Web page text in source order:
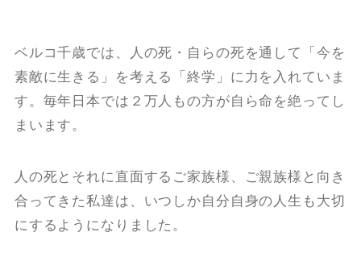
ベルコ千歳では、人の死・自らの死を通して「今を
素敵に生きる」を考える「終学」に力を入れていま
す。毎年日本では２万人もの方が自ら命を絶ってし
まいます。
人の死とそれに直面するご家族様、ご親族様と向き
合ってきた私達は、いつしか自分自身の人生も大切
にするようになりました。